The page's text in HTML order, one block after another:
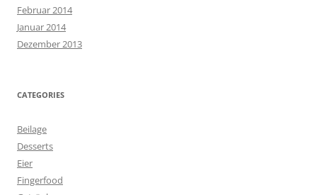
Februar 2014
Januar 2014
Dezember 2013
CATEGORIES
Beilage
Desserts
Eier
Fingerfood